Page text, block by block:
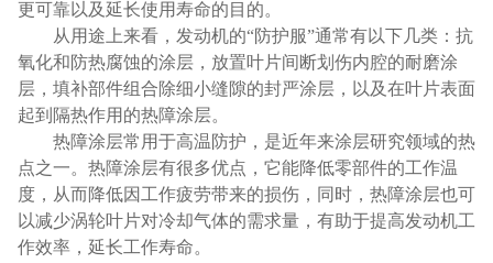
更可靠以及延长使用寿命的目的。
从用途上来看，发动机的“防护服”通常有以下几类：抗
氧化和防热腐蚀的涂层，放置叶片间断划伤内腔的耐磨涂
层，填补部件组合除细小缝隙的封严涂层，以及在叶片表面
起到隔热作用的热障涂层。
热障涂层常用于高温防护，是近年来涂层研究领域的热
点之一。热障涂层有很多优点，它能降低零部件的工作温
度，从而降低因工作疲劳带来的损伤，同时，热障涂层也可
以减少涡轮叶片对冷却气体的需求量，有助于提高发动机工
作效率，延长工作寿命。